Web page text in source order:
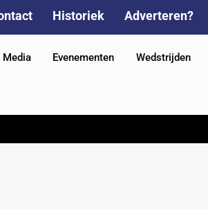
Historiek Adverteren?
Media Evenementen Wedstrijden